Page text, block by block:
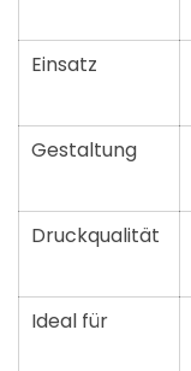
Einsatz
Gestaltung
Druckqualität
Ideal für